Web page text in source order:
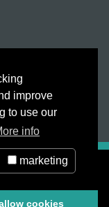
improve
to use our
info
marketing
cookies
GmbH